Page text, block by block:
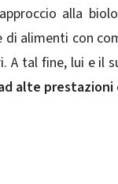
alla
alimenti con
A tal fine, lui e il
alte